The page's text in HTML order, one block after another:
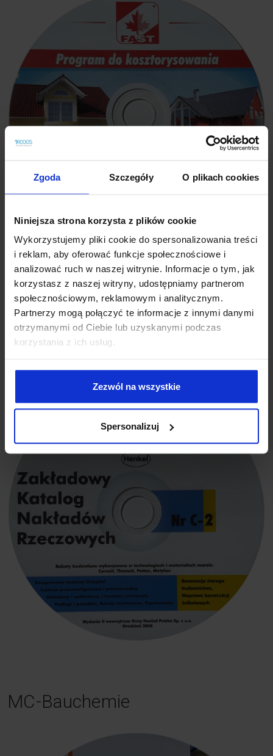
Zgoda Szczegóły O plikach cookies
Niniejsza strona korzysta z plików cookie
Wykorzystujemy pliki cookie do spersonalizowania treści
i reklam, aby oferować funkcje społecznościowe i
analizować ruch w naszej witrynie. Informacje o tym, jak
korzystasz z naszej witryny, udostępniamy partnerom
społecznościowym, reklamowym i analitycznym.
Partnerzy mogą połączyć te informacje z innymi danymi
otrzymanymi od Ciebie lub uzyskanymi podczas
korzystania z ich usług.
Zezwól na wszystkie
Spersonalizuj
HENKEL
Dla firmy Henkel wykonaliśmy na CD katalog C-2 z zakresu robót
budowlanych wykonywanych w technologiach i materiałach
MC-Bauchemie